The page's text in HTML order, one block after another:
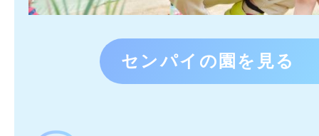
センパイの園を見る